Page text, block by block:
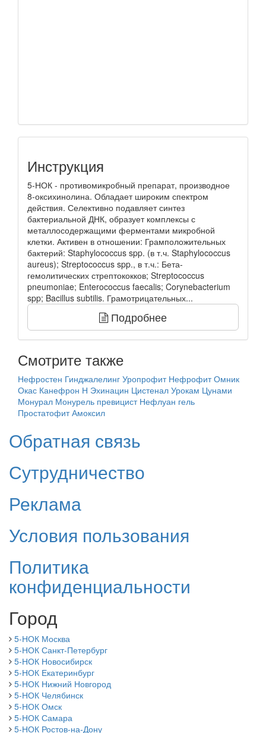
Инструкция
5-НОК - противомикробный препарат, производное
8-оксихинолина. Обладает широким спектром
действия. Селективно подавляет синтез
бактериальной ДНК, образует комплексы с
металлосодержащими ферментами микробной
клетки. Активен в отношении: Грамположительных
бактерий: Staphylococcus spp. (в т.ч. Staphylococcus
aureus); Streptococcus spp., в т.ч.: Бета-
гемолитических стрептококков; Streptococcus
pneumoniae; Enterococcus faecalis; Corynebacterium
spp; Bacillus subtilis. Грамотрицательных...
Подробнее
Смотрите также
Нефростен Гинджалелинг Уропрофит Нефрофит Омник
Окас Канефрон Н Эхинацин Цистенал Урокам Цунами
Монурал Монурель превицист Нефлуан гель
Простатофит Амоксил
Обратная связь
Сутрудничество
Реклама
Условия пользования
Политика
конфиденциальности
Город
5-НОК Москва
5-НОК Санкт-Петербург
5-НОК Новосибирск
5-НОК Екатеринбург
5-НОК Нижний Новгород
5-НОК Челябинск
5-НОК Омск
5-НОК Самара
5-НОК Ростов-на-Дону